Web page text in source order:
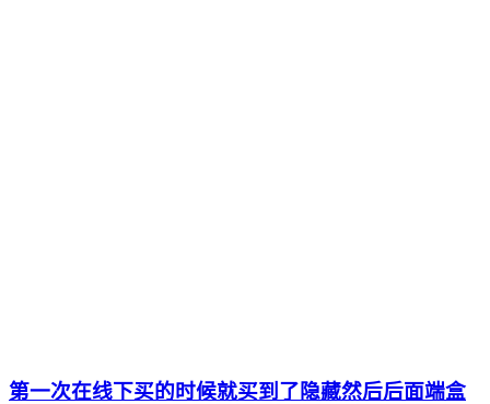
第一次在线下买的时候就买到了隐藏然后后面端盒